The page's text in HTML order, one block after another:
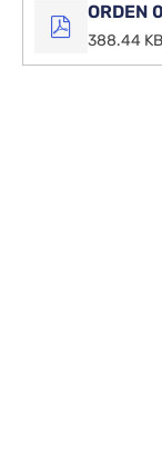
388.44 KB